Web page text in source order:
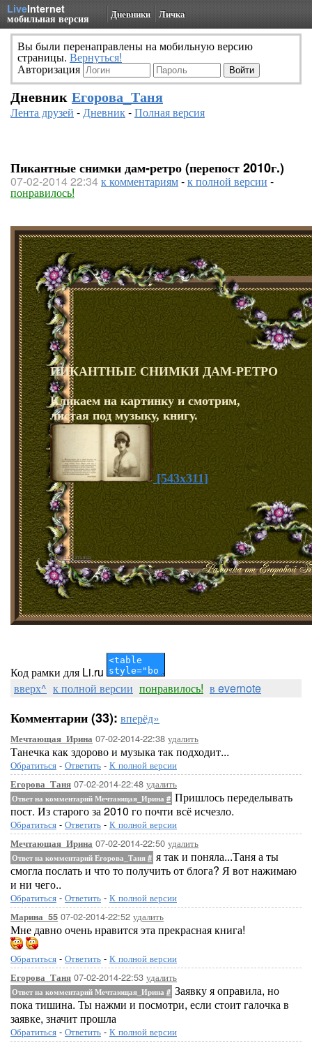
LiveInternet
мобильная версия Дневники Личка
Вы были перенаправлены на мобильную версию
страницы. Вернуться!
Авторизация
Дневник Егорова_Таня
Лента друзей -Дневник-Полная версия
Пикантные снимки дам-ретро (перепост 2010г.)
07-02-2014 22:34к комментариям-к полной версии -
понравилось!
ПИКАНТНЫЕ СНИМКИ ДАМ-РЕТРО
Кликаем на картинку и смотрим,
листая под музыку, книгу.
[543x311]
Егорова Татьяна
Код рамки для Li.ru
вверх^ к полной версии понравилось! в evernote
Комментарии (33): вперёд»
Мечтающая_Ирина 07-02-2014-22:38 удалить
Танечка как здорово и музыка так подходит...
Обратиться - Ответить - К полной версии
Егорова_Таня 07-02-2014-22:48 удалить
Ответ на комментарий Мечтающая_Ирина # Пришлось переделывать
пост. Из старого за 2010 го почти всё исчезло.
Обратиться - Ответить - К полной версии
Мечтающая_Ирина 07-02-2014-22:50 удалить
Ответ на комментарий Егорова_Таня # я так и поняла...Таня а ты
смогла послать и что то получить от блога? Я вот нажимаю
и ни чего..
Обратиться - Ответить - К полной версии
Марина_55 07-02-2014-22:52 удалить
Мне давно очень нравится эта прекрасная книга!
Обратиться - Ответить - К полной версии
Егорова_Таня 07-02-2014-22:53 удалить
Ответ на комментарий Мечтающая_Ирина # Заявку я оправила, но
пока тишина. Ты нажми и посмотри, если стоит галочка в
заявке, значит прошла
Обратиться - Ответить - К полной версии